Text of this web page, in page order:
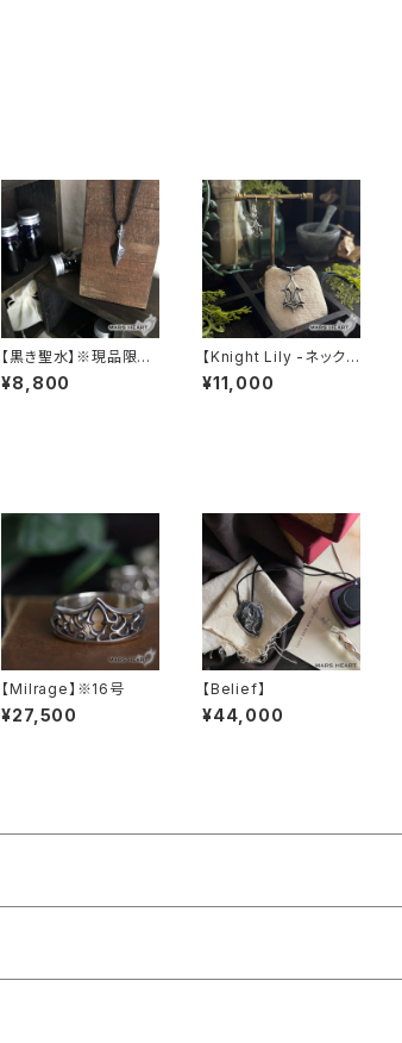
【黒き聖水】※現品限り
※
¥8,800
【Knight Lily -ネックレ
ス-】
¥11,000
【Milrage】※16号
¥27,500
【Belief】
¥44,000